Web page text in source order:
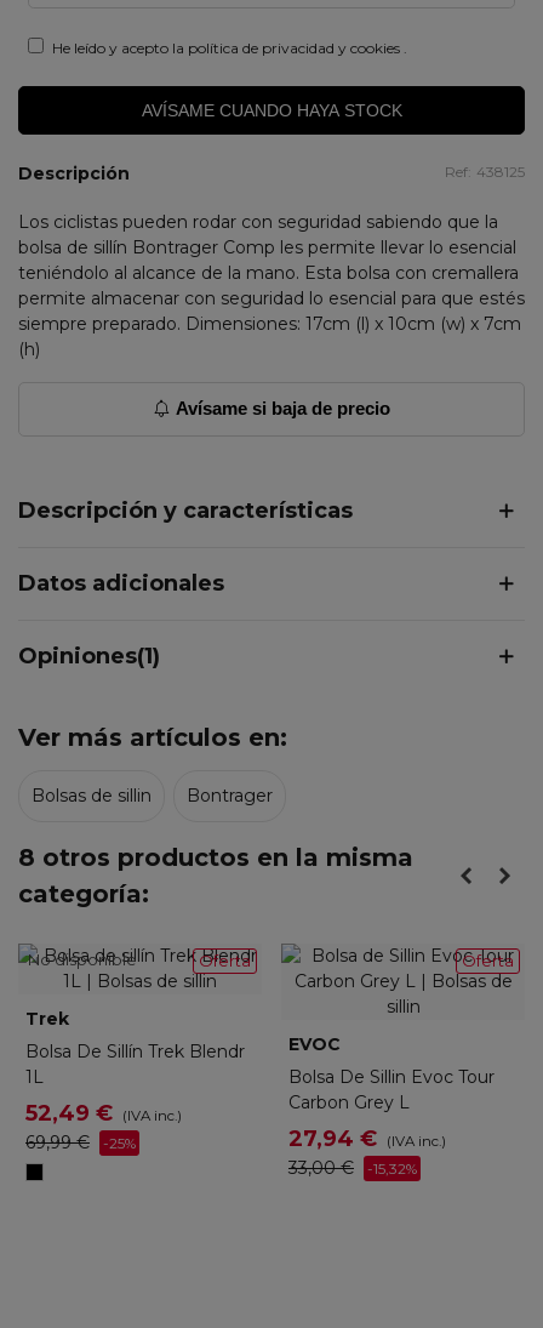
He leído y acepto la política de privacidad y cookies .
AVÍSAME CUANDO HAYA STOCK
Descripción Ref: 438125
Los ciclistas pueden rodar con seguridad sabiendo que la
bolsa de sillín Bontrager Comp les permite llevar lo esencial
teniéndolo al alcance de la mano. Esta bolsa con cremallera
permite almacenar con seguridad lo esencial para que estés
siempre preparado. Dimensiones: 17cm (l) x 10cm (w) x 7cm
(h)
Avísame si baja de precio
Descripción y características
Datos adicionales
Opiniones(1)
Ver más artículos en:
Bolsas de sillin Bontrager
8 otros productos en la misma
categoría:
Oferta
No disponible
Trek
Bolsa De Sillín Trek Blendr
1L
52,49 € (IVA inc.)
69,99 € -25%
Negro
Oferta
EVOC
Bolsa De Sillin Evoc Tour
Carbon Grey L
27,94 € (IVA inc.)
33,00 € -15,32%